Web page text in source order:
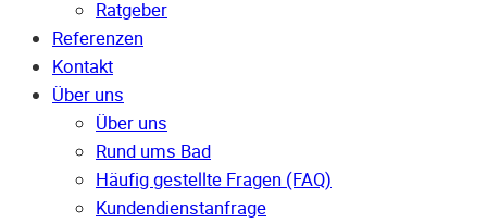
Ratgeber
Referenzen
Kontakt
Über uns
Über uns
Rund ums Bad
Häufig gestellte Fragen (FAQ)
Kunden­dienst­anfrage